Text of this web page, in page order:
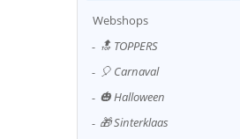
Webshops
🔝 TOPPERS
🎈 Carnaval
🎃 Halloween
🎁 Sinterklaas